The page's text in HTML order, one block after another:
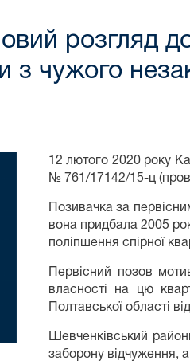
розгляд до
з чужого
12 лютого 2020 року
№ 761/17142/15-ц
Позивачка за
вона придбала 2005
поліпшення спірної
Первісний позов
власності на цю
Полтавської області
Шевченківський
заборону відчуження,